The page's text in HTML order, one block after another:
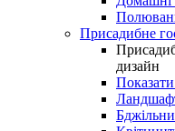
Присадибне
дизайн
Показати